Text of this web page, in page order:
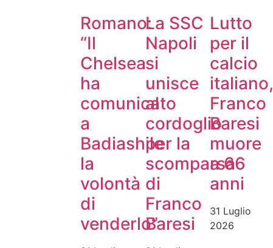
Romano:
“Il
Chelsea
ha
comunicato
a
Badiashile
la
volontà
di
venderlo”
La SSC
Napoli
si
unisce
al
cordoglio
per la
scomparsa
di
Franco
Baresi
Lutto
per il
calcio
italiano,
Franco
Baresi
muore
a 66
anni
31 Luglio
2026